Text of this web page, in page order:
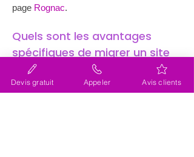
page Rognac.
Quels sont les avantages
spécifiques de migrer un site
web sur Wix pour les
entreprises de Rognac ?
Devis gratuit Appeler Avis clients